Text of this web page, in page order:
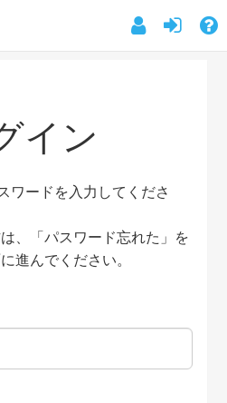
イン
ワードを入力してくださ
、「パスワード忘れた」を
進んでください。